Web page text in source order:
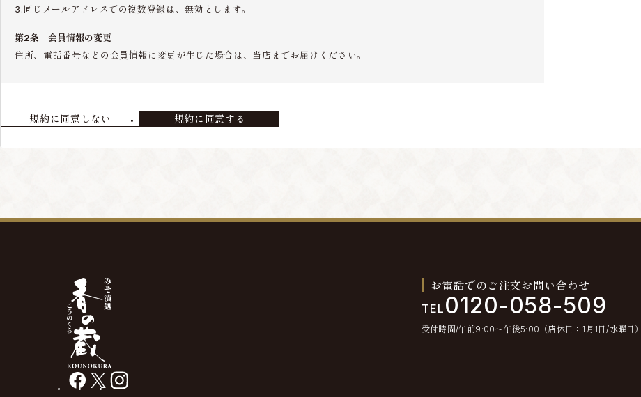
3.同じメールアドレスでの複数登録は、無効とします。
第2条 会員情報の変更
住所、電話番号などの会員情報に変更が生じた場合は、当店までお届けください。
第4条 本サービスの変更・廃止
当店の判断により、本サービスを変更・廃止をすることが出来るものとします。
規約に同意しない 規約に同意する
facebook
X instagram
お電話でのご注文お問い合わせ
TEL 0120-058-509
受付時間/午前9:00〜午後5:00（店休日：1月1日/水曜日）